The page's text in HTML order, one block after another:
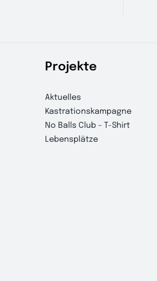
Projekte
Aktuelles
Kastrationskampagne
No Balls Club – T-Shirt
Lebensplätze